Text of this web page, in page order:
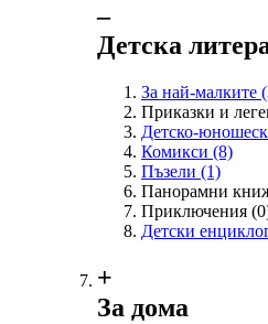
‒
Детска
За най-малките
Приказки и
Детско-
Комикси (8)
Пъзели (1)
Панорамни
Приключения
Детски
+
За дома